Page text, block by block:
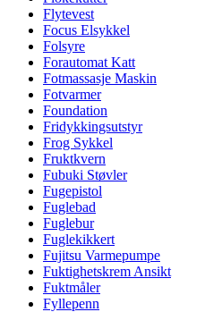
Flytevest
Focus Elsykkel
Folsyre
Forautomat Katt
Fotmassasje Maskin
Fotvarmer
Foundation
Fridykkingsutstyr
Frog Sykkel
Fruktkvern
Fubuki Støvler
Fugepistol
Fuglebad
Fuglebur
Fuglekikkert
Fujitsu Varmepumpe
Fuktighetskrem Ansikt
Fuktmåler
Fyllepenn